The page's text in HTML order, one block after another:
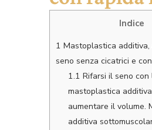
Indice
1 Mastoplastica
seno senza cicatrici e
1.1 Rifarsi il seno con
mastoplastica
aumentare il volume.
additiva